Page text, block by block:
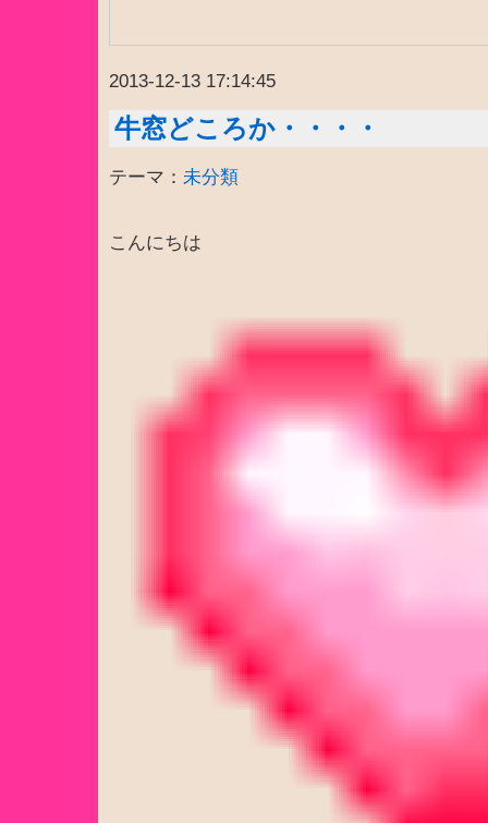
2013-12-13 17:14:45
牛窓どころか・・・・
テーマ： 未分類
こんにちは